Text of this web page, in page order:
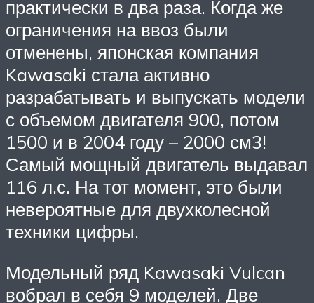
практически в два раза. Когда же
ограничения на ввоз были
отменены, японская компания
Kawasaki стала активно
разрабатывать и выпускать модели
с объемом двигателя 900, потом
1500 и в 2004 году – 2000 см3!
Самый мощный двигатель выдавал
116 л.с. На тот момент, это были
невероятные для двухколесной
техники цифры.
Модельный ряд Kawasaki Vulcan
вобрал в себя 9 моделей. Две